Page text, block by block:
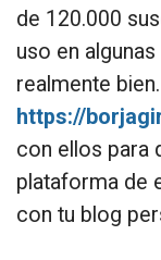
de 120.000
uso en
realmente
https://
con ellos para
plataforma de
con tu blog